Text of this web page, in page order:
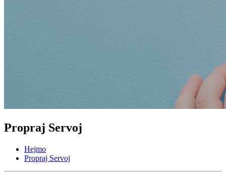
Propraj Servoj
Hejmo
Propraj Servoj